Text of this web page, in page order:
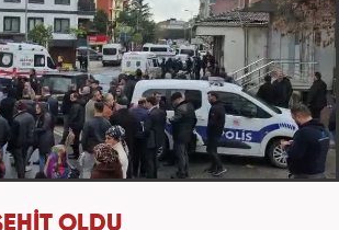
OLDU